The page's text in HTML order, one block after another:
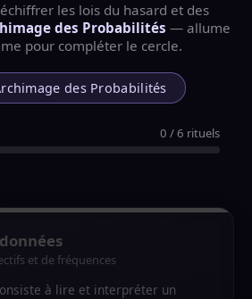
les lois du hasard et des
des Probabilités — allume
pour compléter le cercle.
des Probabilités
0 / 6 rituels
et de fréquences
à lire et interpréter un